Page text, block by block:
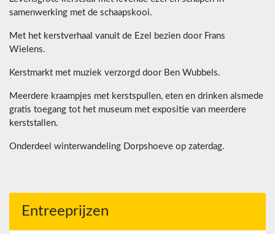
samenwerking met de schaapskooi.
Met het kerstverhaal vanuit de Ezel bezien door Frans
Wielens.
Kerstmarkt met muziek verzorgd door Ben Wubbels.
Meerdere kraampjes met kerstspullen, eten en drinken alsmede
gratis toegang tot het museum met expositie van meerdere
kerststallen.
Onderdeel winterwandeling Dorpshoeve op zaterdag.
Entreeprijzen